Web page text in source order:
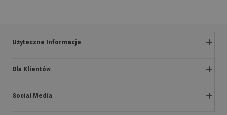
Użyteczne Informacje
Zwroty i reklamacje
Polityka prywatności i cookies
Dla Klientów
O nas
Social Media